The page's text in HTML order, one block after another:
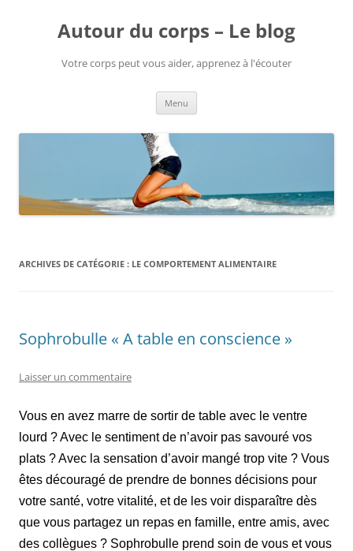
contenuAutour du corps – Le blog
Votre corps peut vous aider, apprenez à l'écouter
Menu
ARCHIVES DE CATÉGORIE : LE COMPORTEMENT ALIMENTAIRE
Sophrobulle « A table en conscience »
Laisser un commentaire
Vous en avez marre de sortir de table avec le ventre
lourd ? Avec le sentiment de n’avoir pas savouré vos
plats ? Avec la sensation d’avoir mangé trop vite ? Vous
êtes découragé de prendre de bonnes décisions pour
votre santé, votre vitalité, et de les voir disparaître dès
que vous partagez un repas en famille, entre amis, avec
des collègues ? Sophrobulle prend soin de vous et vous